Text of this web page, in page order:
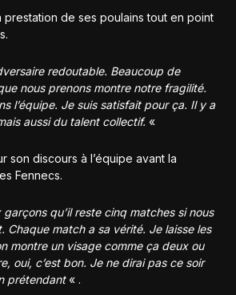
prestation de ses poulains tout en point
redoutable. Beaucoup de
nous prenons montre notre fragilité.
l’équipe. Je suis satisfait pour ça. Il y a
aussi du talent collectif. «
son discours à l’équipe avant la
Fennecs.
garçons qu’il reste cinq matches si nous
Chaque match a sa vérité. Je laisse les
montre un visage comme ça deux ou
oui, c’est bon. Je ne dirai pas ce soir
prétendant« .